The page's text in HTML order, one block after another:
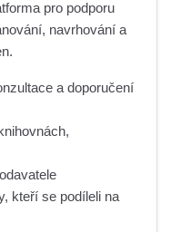
pro podporu
navrhování a
a doporučení
kteří se podíleli na